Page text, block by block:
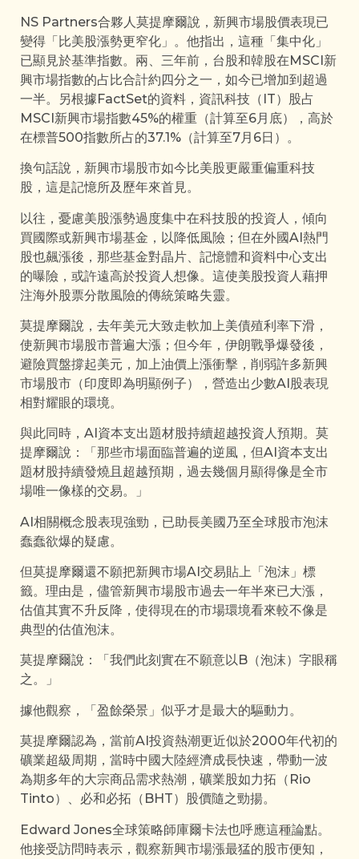
NS Partners合夥人莫提摩爾說，新興市場股價表現已
變得「比美股漲勢更窄化」。他指出，這種「集中化」
已顯見於基準指數。兩、三年前，台股和韓股在MSCI新
興市場指數的占比合計約四分之一，如今已增加到超過
一半。另根據FactSet的資料，資訊科技（IT）股占
MSCI新興市場指數45%的權重（計算至6月底），高於
在標普500指數所占的37.1%（計算至7月6日）。
換句話說，新興市場股市如今比美股更嚴重偏重科技
股，這是記憶所及歷年來首見。
以往，憂慮美股漲勢過度集中在科技股的投資人，傾向
買國際或新興市場基金，以降低風險；但在外國AI熱門
股也飆漲後，那些基金對晶片、記憶體和資料中心支出
的曝險，或許遠高於投資人想像。這使美股投資人藉押
注海外股票分散風險的傳統策略失靈。
莫提摩爾說，去年美元大致走軟加上美債殖利率下滑，
使新興市場股市普遍大漲；但今年，伊朗戰爭爆發後，
避險買盤撐起美元，加上油價上漲衝擊，削弱許多新興
市場股市（印度即為明顯例子），營造出少數AI股表現
相對耀眼的環境。
與此同時，AI資本支出題材股持續超越投資人預期。莫
提摩爾說：「那些市場面臨普遍的逆風，但AI資本支出
題材股持續發燒且超越預期，過去幾個月顯得像是全市
場唯一像樣的交易。」
AI相關概念股表現強勁，已助長美國乃至全球股市泡沫
蠢蠢欲爆的疑慮。
但莫提摩爾還不願把新興市場AI交易貼上「泡沫」標
籤。理由是，儘管新興市場股市過去一年半來已大漲，
估值其實不升反降，使得現在的市場環境看來較不像是
典型的估值泡沫。
莫提摩爾說：「我們此刻實在不願意以B（泡沫）字眼稱
之。」
據他觀察，「盈餘榮景」似乎才是最大的驅動力。
莫提摩爾認為，當前AI投資熱潮更近似於2000年代初的
礦業超級周期，當時中國大陸經濟成長快速，帶動一波
為期多年的大宗商品需求熱潮，礦業股如力拓（Rio
Tinto）、必和必拓（BHT）股價隨之勁揚。
Edward Jones全球策略師庫爾卡法也呼應這種論點。
他接受訪問時表示，觀察新興市場漲最猛的股市便知，